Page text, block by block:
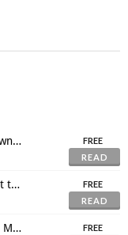
(เนื้อเพลง+แปลเพลง) No Problem - Dvwn (The Uncanny Counter OST)
FREE
READ
(เนื้อเพลง+แปลเพลง) SEOLA (WJSN) – At the End of the Day (하루 끝)
FREE
READ
(เนื้อเพลง+แปลเพลง) Xiumin (EXO) - To My One and Only You (Mr. Queen OST)
FREE